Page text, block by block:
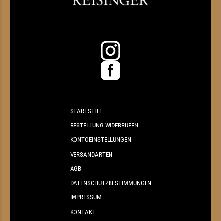
STARTSEITE
BESTELLUNG WIDERRUFEN
KONTOEINSTELLUNGEN
VERSANDARTEN
AGB
DATENSCHUTZBESTIMMUNGEN
IMPRESSUM
KONTAKT